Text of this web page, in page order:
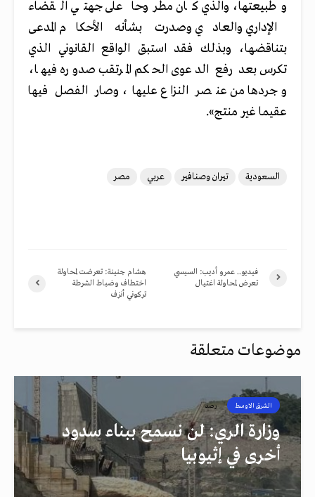
وطبيعتها، والذي كان مطروحا على جهتي القضاء
الإداري والعادي وصدرت بشأنه الأحكام المدعى
بتناقضها، وبذلك فقد استبق الواقع القانوني الذي
تكرس بعد رفع الدعوى الحكم المرتقب صدوره فيها،
وجردها من عنصر النزاع عليها، وصار الفصل فيها
عقيما غير منتج».
السعودية تيران وصنافير عربي مصر
هشام جنينة: تعرضت لمحاولة
اختطاف وضباط الشرطة
تركوني أنزف
فيديو.. عمرو أديب: السيسي
تعرض لمحاولة اغتيال
موضوعات متعلقة
الشرق الاوسط رصد
وزارة الري: لن نسمح ببناء سدود
أخرى في إثيوبيا